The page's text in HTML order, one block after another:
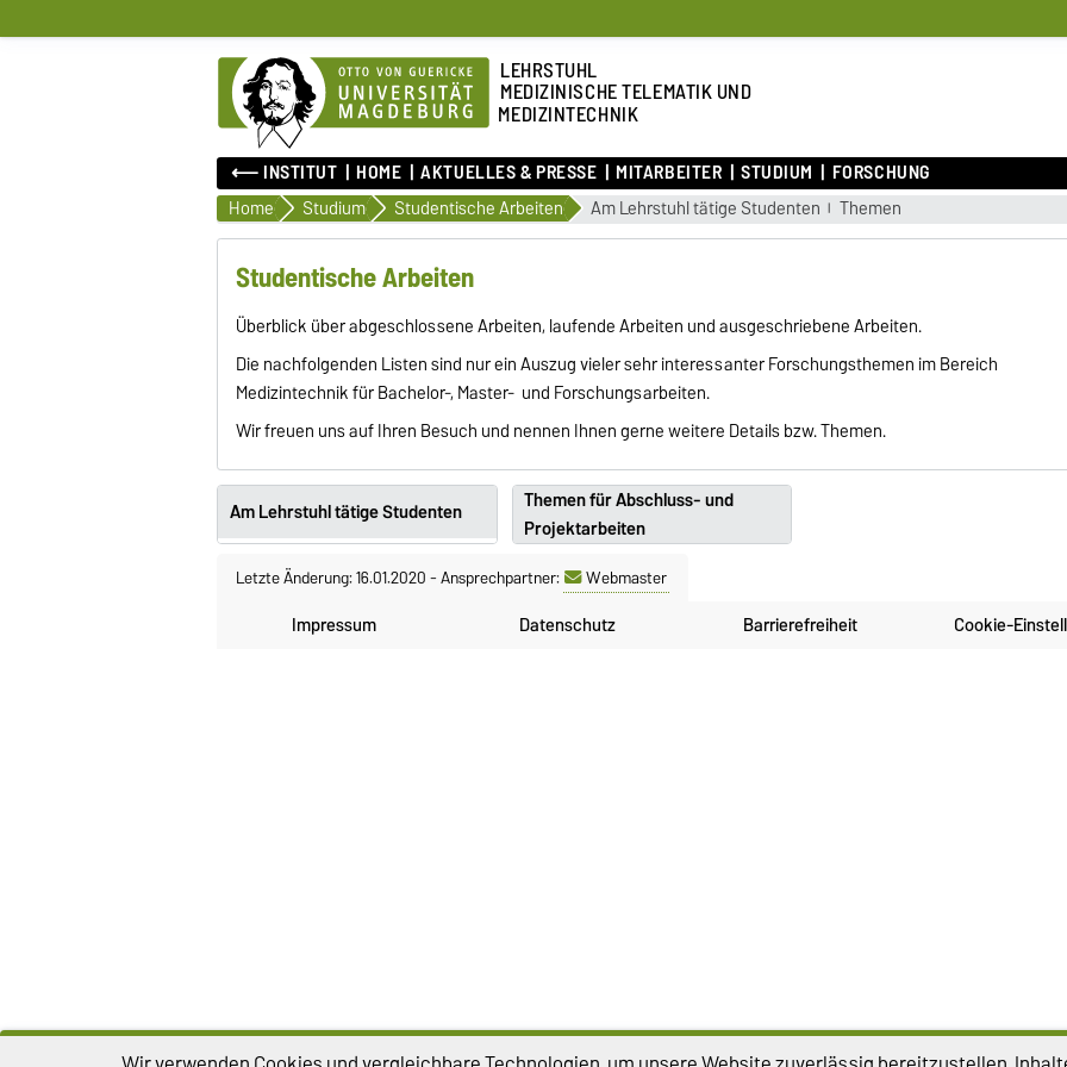
LEHRSTUHL
MEDIZINISCHE TELEMATIK UND
MEDIZINTECHNIK
⟵ INSTITUT HOME AKTUELLES & PRESSE MITARBEITER STUDIUM FORSCHUNG
Home Studium Studentische Arbeiten Am Lehrstuhl tätige Studenten Themen
Studentische Arbeiten
Überblick über abgeschlossene Arbeiten, laufende Arbeiten und ausgeschriebene Arbeiten.
Die nachfolgenden Listen sind nur ein Auszug vieler sehr interessanter Forschungsthemen im Bereich
Medizintechnik für Bachelor-, Master- und Forschungsarbeiten.
Wir freuen uns auf Ihren Besuch und nennen Ihnen gerne weitere Details bzw. Themen.
Am Lehrstuhl tätige Studenten
Themen für Abschluss- und
Projektarbeiten
Letzte Änderung: 16.01.2020-Ansprechpartner:
Webmaster
Impressum
Datenschutz Barrierefreiheit Cookie-